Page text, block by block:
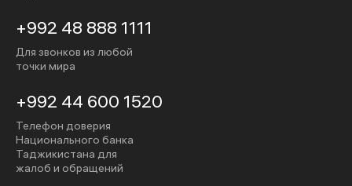
+992 48 888 1111
Для звонков из любой
точки мира
+992 44 600 1520
Телефон доверия
Национального банка
Таджикистана для
жалоб и обращений